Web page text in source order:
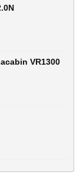
VR1300